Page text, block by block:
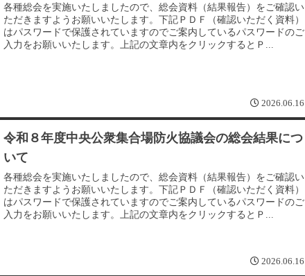
各種総会を実施いたしましたので、総会資料（結果報告）をご確認い
ただきますようお願いいたします。下記ＰＤＦ（確認いただく資料）
はパスワードで保護されていますのでご案内しているパスワードのご
入力をお願いいたします。上記の文章内をクリックするとＰ...
2026.06.16
令和８年度中央公衆集合場防火協議会の総会結果につ
いて
各種総会を実施いたしましたので、総会資料（結果報告）をご確認い
ただきますようお願いいたします。下記ＰＤＦ（確認いただく資料）
はパスワードで保護されていますのでご案内しているパスワードのご
入力をお願いいたします。上記の文章内をクリックするとＰ...
2026.06.16